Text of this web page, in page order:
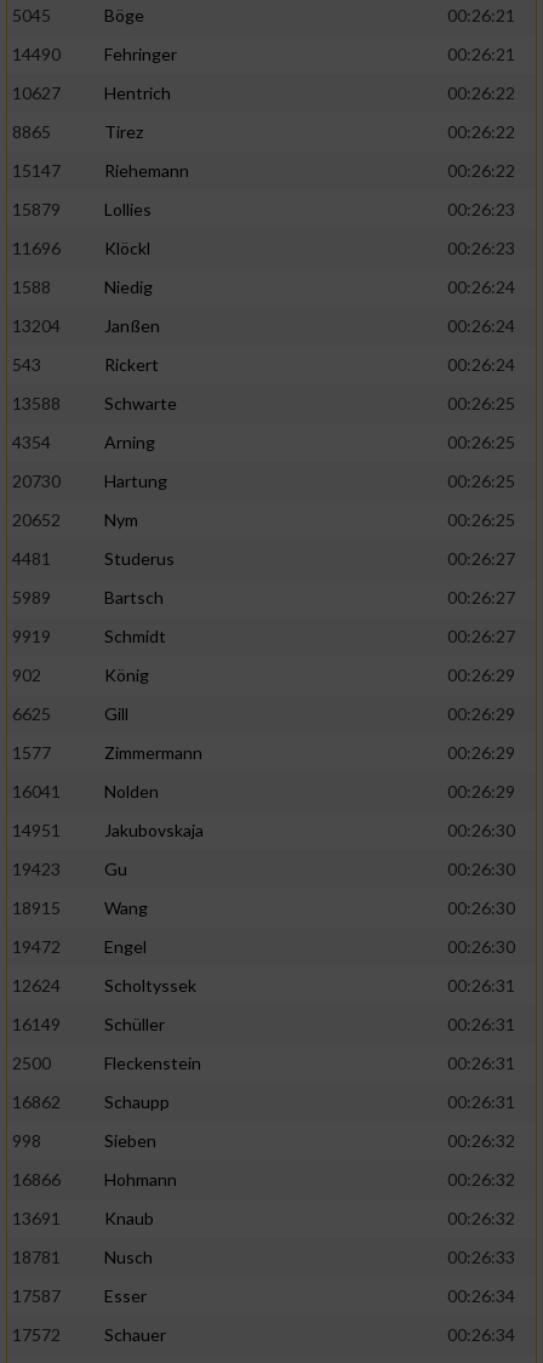
5045
Böge
00:26:21
14490
Fehringer
00:26:21
10627
Hentrich
00:26:22
8865
Tirez
00:26:22
15147
Riehemann
00:26:22
15879
Lollies
00:26:23
11696
Klöckl
00:26:23
1588
Niedig
00:26:24
13204
Janßen
00:26:24
543
Rickert
00:26:24
13588
Schwarte
00:26:25
4354
Arning
00:26:25
20730
Hartung
00:26:25
20652
Nym
00:26:25
4481
Studerus
00:26:27
5989
Bartsch
00:26:27
9919
Schmidt
00:26:27
902
König
00:26:29
6625
Gill
00:26:29
1577
Zimmermann
00:26:29
16041
Nolden
00:26:29
14951
Jakubovskaja
00:26:30
19423
Gu
00:26:30
18915
Wang
00:26:30
19472
Engel
00:26:30
12624
Scholtyssek
00:26:31
16149
Schüller
00:26:31
2500
Fleckenstein
00:26:31
16862
Schaupp
00:26:31
998
Sieben
00:26:32
16866
Hohmann
00:26:32
13691
Knaub
00:26:32
18781
Nusch
00:26:33
17587
Esser
00:26:34
17572
Schauer 00:26:34